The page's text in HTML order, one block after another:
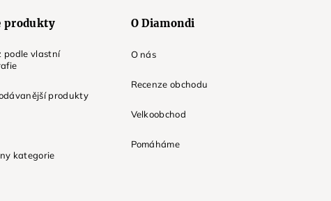
produkty
podle vlastní
produkty
kategorie
O Diamondi
O nás
Recenze obchodu
Velkoobchod
Pomáháme